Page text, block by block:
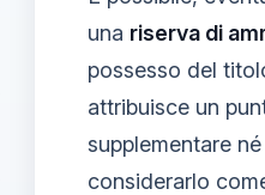
una riserva di
possesso del
attribuisce un
supplementare
considerarlo